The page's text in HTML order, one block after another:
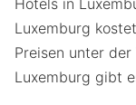
Luxemburg
Preisen unter
Luxemburg gibt